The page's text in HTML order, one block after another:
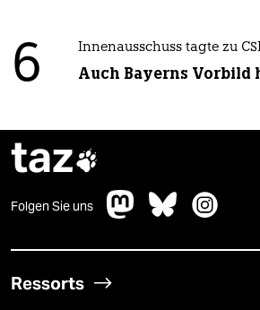
6 Innenausschuss tagte zu
Auch Bayerns
taz
Folgen Sie uns
Ressorts